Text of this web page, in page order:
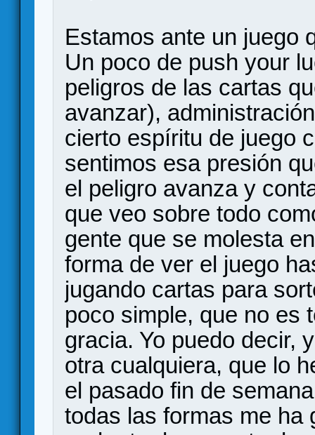
Estamos ante un juego
Un poco de push your
peligros de las cartas
avanzar),
cierto espíritu de juego
sentimos esa presión
el peligro avanza y
que veo sobre todo
gente que se molesta
forma de ver el juego
jugando cartas para
poco simple, que no es
gracia. Yo puedo decir,
otra cualquiera, que lo
el pasado fin de
todas las formas me ha